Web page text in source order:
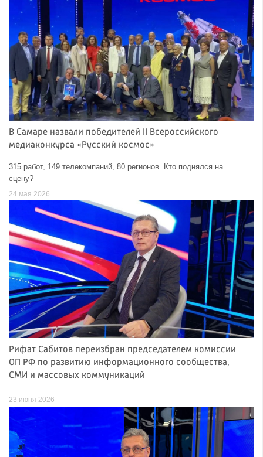
В Самаре назвали победителей II Всероссийского
медиаконкурса «Русский космос»
315 работ, 149 телекомпаний, 80 регионов. Кто поднялся на
сцену?
24 мая 2026
Рифат Сабитов переизбран председателем комиссии
ОП РФ по развитию информационного сообщества,
СМИ и массовых коммуникаций
23 июня 2026